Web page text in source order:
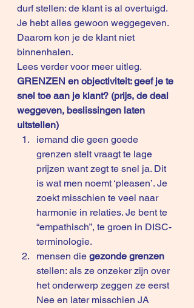
durf stellen: de klant is al overtuigd.
Je hebt alles gewoon weggegeven.
Daarom kon je de klant niet
binnenhalen.
Lees verder voor meer uitleg.
GRENZEN en objectiviteit: geef je te
snel toe aan je klant? (prijs, de deal
weggeven, beslissingen laten
uitstellen)
iemand die geen goede
grenzen stelt vraagt te lage
prijzen want zegt te snel ja. Dit
is wat men noemt ‘pleasen’. Je
zoekt misschien te veel naar
harmonie in relaties. Je bent te
“empathisch”, te groen in DISC-
terminologie.
mensen die gezonde grenzen
stellen: als ze onzeker zijn over
het onderwerp zeggen ze eerst
Nee en later misschien JA